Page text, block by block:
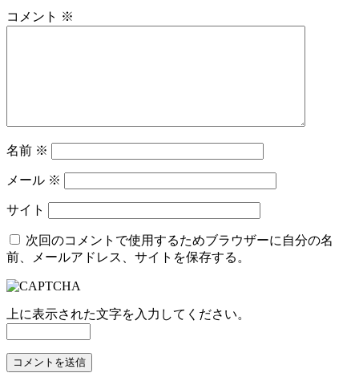
コメント ※
名前 ※
メール ※
サイト
次回のコメントで使用するためブラウザーに自分の名
前、メールアドレス、サイトを保存する。
上に表示された文字を入力してください。